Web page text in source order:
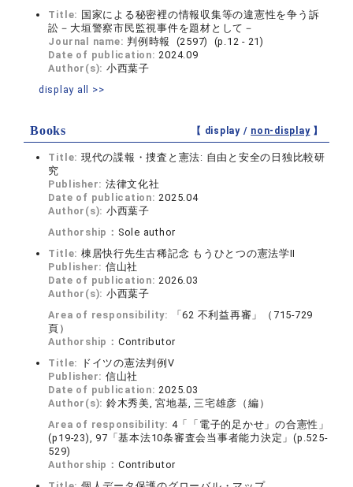
Title: 国家による秘密裡の情報収集等の違憲性を争う訴
訟－大垣警察市民監視事件を題材として－
Journal name: 判例時報 (2597) (p.12 - 21)
Date of publication:2024.09
Author(s): 小西葉子
display all >>
Books 【 display / non-display】
Title: 現代の諜報・捜査と憲法: 自由と安全の日独比較研
究
Publisher: 法律文化社
Date of publication:2025.04
Author(s): 小西葉子
Authorship： Sole author
Title: 棟居快行先生古稀記念 もうひとつの憲法学Ⅱ
Publisher: 信山社
Date of publication:2026.03
Author(s): 小西葉子
Area of responsibility:
「62 不利益再審」（715-729
頁）
Authorship： Contributor
Title:
ドイツの憲法判例Ⅴ
Publisher: 信山社
Date of publication:2025.03
Author(s): 鈴木秀美, 宮地基, 三宅雄彦（編）
Area of responsibility: 4「「電子的足かせ」の合憲性」
(p19-23), 97「基本法10条審査会当事者能力決定」(p.525-
529)
Authorship： Contributor